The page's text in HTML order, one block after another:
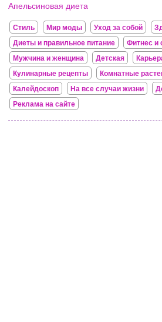
Апельсиновая диета
Стиль Мир моды Уход за собой
Диеты и правильное питание
Фитнес и
Мужчина и женщина
Детская
Кулинарные рецепты
Комнатные
Калейдоскоп
На все случаи жизни
Реклама на сайте